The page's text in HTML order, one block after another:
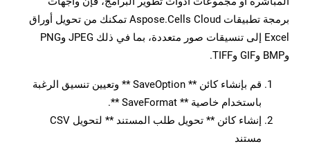
برمجة تطبيقات Aspose.Cells Cloud تمكنك من تحويل أوراق
Excel إلى تنسيقات صور متعددة، بما في ذلك JPEG وPNG
وBMP وGIF وTIFF.
قم بإنشاء كائن ** SaveOption ** وتعيين تنسيق الرغبة
باستخدام خاصية ** SaveFormat **.
إنشاء كائن ** تحويل طلب المستند ** لتحويل CSV
مستند